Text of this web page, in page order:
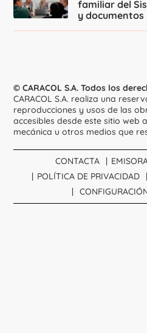
familiar del
y documentos
© CARACOL S.A. Todos los
CARACOL S.A. realiza una
reproducciones y usos de las
accesibles desde este sitio web
mecánica u otros medios que
CONTACTA
POLÍTICA DE PRIVACIDAD